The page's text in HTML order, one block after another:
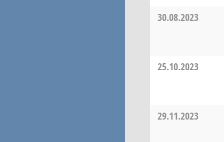
30.08.2023
25.10.2023
29.11.2023